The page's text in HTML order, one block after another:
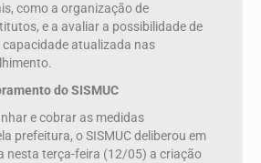
como a organização de
e a avaliar a possibilidade de
atualizada nas
do SISMUC
e cobrar as medidas
prefeitura, o SISMUC deliberou em
nesta terça-feira (12/05) a criação